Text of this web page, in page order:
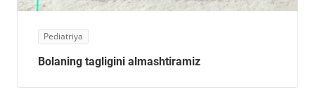
Pediatriya
Bolaning tagligini almashtiramiz